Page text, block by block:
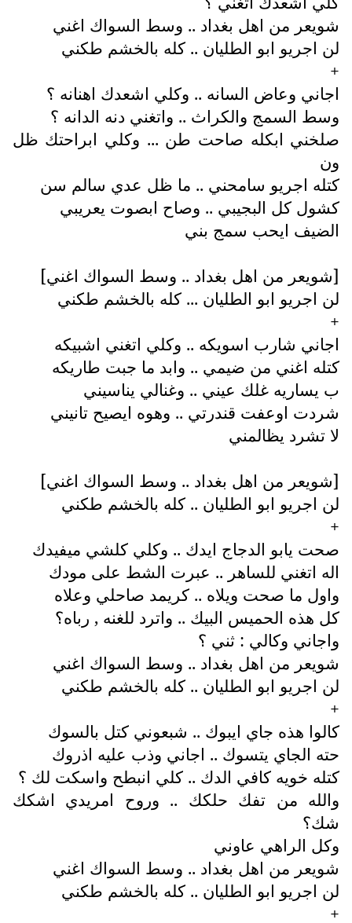
شويعر من اهل بغداد .. وسط السواك اغني
لن اجريو ابو الطليان .. كله بالخشم طكني
+
اجاني وعاض السانه .. وكلي اشعدك اهنانه ؟
وسط السمج والكراث .. واتغني دنه الدانه ؟
صلخني ابكله صاحت طن ... وكلي ابراحتك ظل
ون
كتله اجريو سامحني .. ما ظل عدي سالم سن
كشول كل البجيبي .. وصاح ابصوت يعريبي
الضيف ايحب سمج بني
[شويعر من اهل بغداد .. وسط السواك اغني]
لن اجريو ابو الطليان ... كله بالخشم طكني
+
اجاني شارب اسويكه .. وكلي اتغني اشبيكه
كتله اغني من ضيمي .. وابد ما جبت طاريكه
ب يساريه غلك عيني .. وغنالي يناسيني
شردت اوعفت قندرتي .. وهوه ايصيح تانيني
لا تشرد يظالمني
[شويعر من اهل بغداد .. وسط السواك اغني]
لن اجريو ابو الطليان .. كله بالخشم طكني
+
صحت يابو الدجاج ايدك .. وكلي كلشي ميفيدك
اله اتغني للساهر .. عبرت الشط على مودك
واول ما صحت ويلاه .. كريمد صاحلي وعلاه
كل هذه الحميس البيك .. واترد للغنه , رباه؟
واجاني وكالي : ثني ؟
شويعر من اهل بغداد .. وسط السواك اغني
لن اجريو ابو الطليان .. كله بالخشم طكني
+
كالوا هذه جاي ايبوك .. شبعوني كتل بالسوك
حته الجاي يتسوك .. اجاني وذب عليه اذروك
كتله خويه كافي الدك .. كلي انبطح واسكت لك ؟
والله من تفك حلكك .. وروح امريدي اشكك
شك؟
وكل الراهي عاوني
شويعر من اهل بغداد .. وسط السواك اغني
لن اجريو ابو الطليان .. كله بالخشم طكني
+